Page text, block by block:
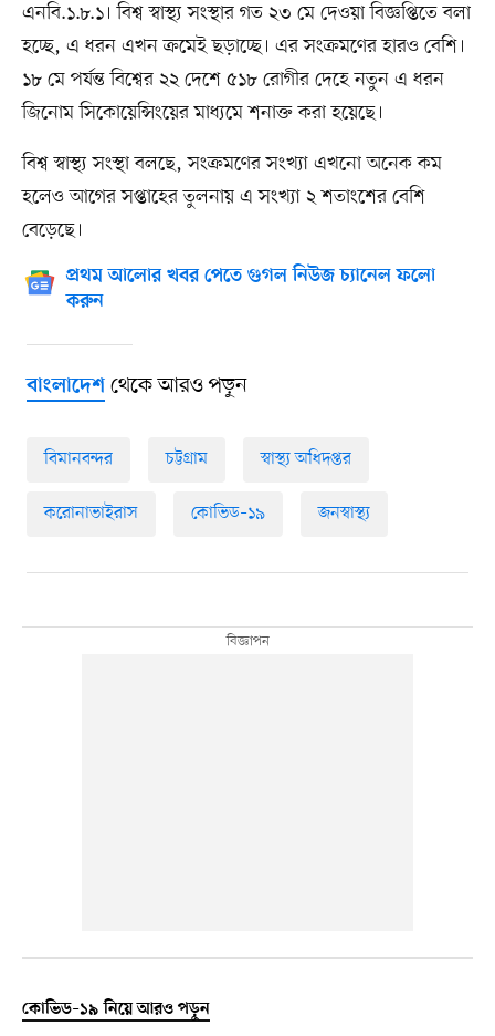
এনবি.১.৮.১। বিশ্ব স্বাস্থ্য সংস্থার গত ২৩ মে দেওয়া বিজ্ঞপ্তিতে বলা
হচ্ছে, এ ধরন এখন ক্রমেই ছড়াচ্ছে। এর সংক্রমণের হারও বেশি।
১৮ মে পর্যন্ত বিশ্বের ২২ দেশে ৫১৮ রোগীর দেহে নতুন এ ধরন
জিনোম সিকোয়েন্সিংয়ের মাধ্যমে শনাক্ত করা হয়েছে।
বিশ্ব স্বাস্থ্য সংস্থা বলছে, সংক্রমণের সংখ্যা এখনো অনেক কম
হলেও আগের সপ্তাহের তুলনায় এ সংখ্যা ২ শতাংশের বেশি
বেড়েছে।
প্রথম আলোর খবর পেতে গুগল নিউজ চ্যানেল ফলো
করুন
বাংলাদেশথেকে আরও পড়ুন
বিমানবন্দর চট্টগ্রাম স্বাস্থ্য অধিদপ্তর
করোনাভাইরাস কোভিড–১৯ জনস্বাস্থ্য
কোভিড–১৯ নিয়ে আরও পড়ুন